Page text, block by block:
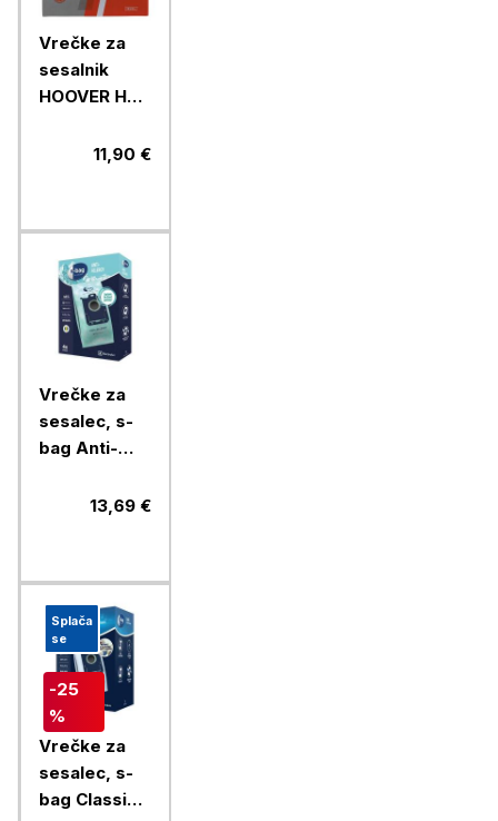
Vrečke za
sesalnik
HOOVER H85
11,90 €
Vrečke za
sesalec, s-
bag Anti-
E206S,13,69 €
Splača
se
-25
%
Vrečke za
sesalec, s-
bag Classic